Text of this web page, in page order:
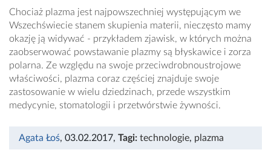
Chociaż plazma jest najpowszechniej występującym we
Wszechświecie stanem skupienia materii, nieczęsto mamy
okazję ją widywać - przykładem zjawisk, w których można
zaobserwować powstawanie plazmy są błyskawice i zorza
polarna. Ze względu na swoje przeciwdrobnoustrojowe
właściwości, plazma coraz częściej znajduje swoje
zastosowanie w wielu dziedzinach, przede wszystkim
medycynie, stomatologii i przetwórstwie żywności.
Agata Łoś, 03.02.2017, Tagi: technologie, plazma